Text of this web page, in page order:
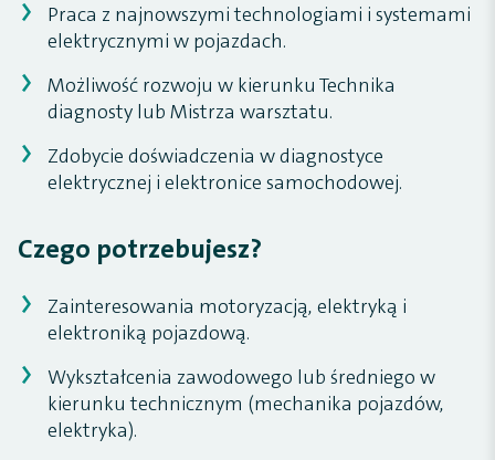
Praca z najnowszymi technologiami i systemami
elektrycznymi w pojazdach.
Możliwość rozwoju w kierunku Technika
diagnosty lub Mistrza warsztatu.
Zdobycie doświadczenia w diagnostyce
elektrycznej i elektronice samochodowej.
Czego potrzebujesz?
Zainteresowania motoryzacją, elektryką i
elektroniką pojazdową.
Wykształcenia zawodowego lub średniego w
kierunku technicznym (mechanika pojazdów,
elektryka).